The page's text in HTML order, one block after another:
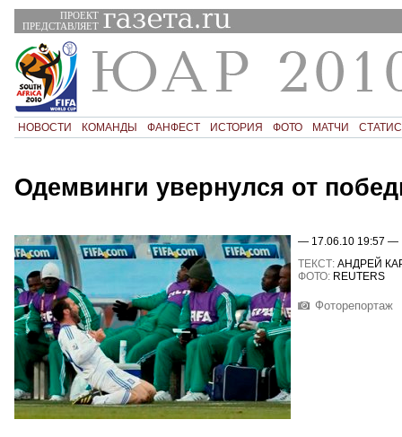
ПРОЕКТ
ПРЕДСТАВЛЯЕТ
НОВОСТИ КОМАНДЫ ФАНФЕСТ ИСТОРИЯ ФОТО МАТЧИ
Одемвинги увернулся от
— 17.06.10 19:57 —
ТЕКСТ: АНДРЕЙ
ФОТО: REUTERS
Фоторепортаж